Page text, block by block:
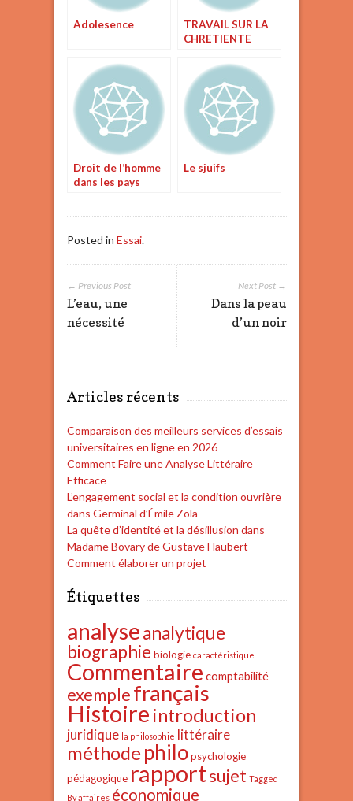
Adolesence
TRAVAIL SUR LA
CHRETIENTE
Droit de l’homme
dans les pays
Le sjuifs
Posted in Essai.
Next Post →
Dans la peau
d’un noir
← Previous Post
L’eau, une
nécessité
Articles récents
Comparaison des meilleurs services d’essais
universitaires en ligne en 2026
Comment Faire une Analyse Littéraire
Efficace
L’engagement social et la condition ouvrière
dans Germinal d’Émile Zola
La quête d’identité et la désillusion dans
Madame Bovary de Gustave Flaubert
Comment élaborer un projet
Étiquettes
analyseanalytique
biographie biologie caractéristique
Commentaire comptabilité
exemplefrançais
Histoire introduction
juridique la philosophie littéraire
méthode philo psychologie
pédagogique rapportsujet Tagged
By affaires économique